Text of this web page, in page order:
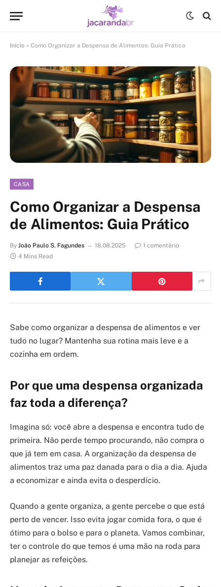
Início » Como Organizar a Despensa de Alimentos: Guia Prático
CASA
Como Organizar a Despensa
de Alimentos: Guia Prático
By João Paulo S. Fagundes 18.08.2025
1 comentário
4 Mins Read
Sabe como organizar a despensa de alimentos e ver
tudo no lugar? Mantenha sua rotina mais leve e a
cozinha em ordem.
Por que uma despensa organizada
faz toda a diferença?
Imagina só: você abre a despensa e encontra tudo de
primeira. Não perde tempo procurando, não compra o
que já tem em casa. A organização da despensa de
alimentos traz uma paz danada para o dia a dia. Ajuda
a economizar e ainda evita o desperdício.
Quando a gente organiza, a gente percebe o que está
perto de vencer. Isso evita jogar comida fora, o que é
ótimo para o bolso e para o planeta. Vamos combinar,
ter o controle do que temos é uma mão na roda para
planejar as refeições.